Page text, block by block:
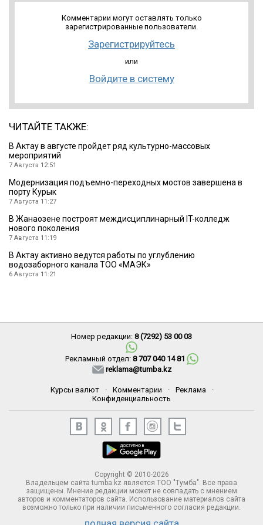
Комментарии могут оставлять только
зарегистрированные пользователи.
Зарегистрируйтесь
или
Войдите в систему
ЧИТАЙТЕ ТАКЖЕ:
В Актау в августе пройдет ряд культурно-массовых
мероприятий
7 Августа 12:51
Модернизация подъемно-переходных мостов завершена в
порту Курык
7 Августа 11:27
В Жанаозене построят междисциплинарный IT-колледж
нового поколения
7 Августа 11:19
В Актау активно ведутся работы по углублению
водозаборного канала ТОО «МАЭК»
6 Августа 11:21
Номер редакции: 8 (7292) 53 00 03
Рекламный отдел: 8 707 040 14 81
reklama@tumba.kz
Курсы валют · Комментарии · Реклама
·
Конфиденциальность
Copyright © 2010-2026
Владельцем сайта tumba.kz является ТОО "Тумба". Все права
защищены. Мнение редакции может не совпадать с мнением
авторов и комментаторов сайта. Использование материалов сайта
возможно только при наличии письменного согласия редакции.